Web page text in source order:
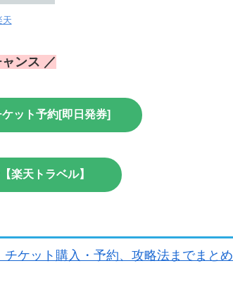
天
ンス ／
ット予約[即日発券]
楽天トラベル】
ケット購入・予約、攻略法までまとめ